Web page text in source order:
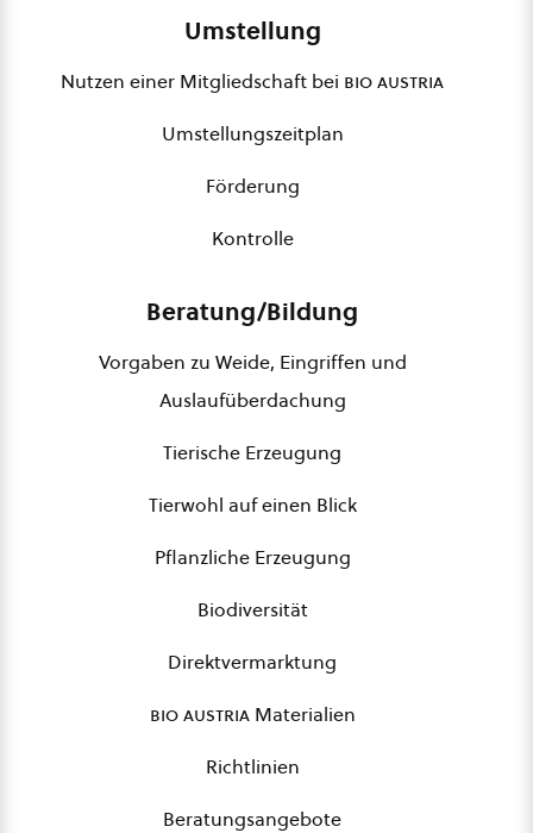
Umstellung
Nutzen einer Mitgliedschaft bei bio austria
Umstellungszeitplan
Förderung
Kontrolle
Beratung/Bildung
Vorgaben zu Weide, Eingriffen und
Auslaufüberdachung
Tierische Erzeugung
Tierwohl auf einen Blick
Pflanzliche Erzeugung
Biodiversität
Direktvermarktung
bio austriaMaterialien
Richtlinien
Beratungsangebote